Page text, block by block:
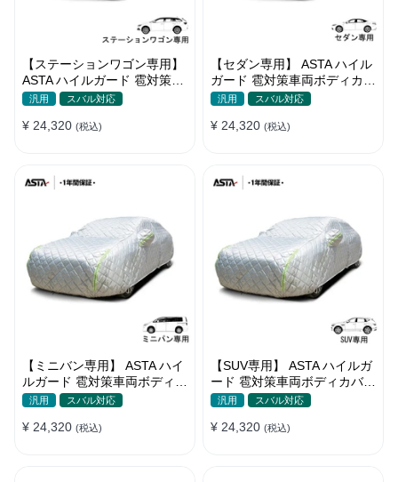
【ステーションワゴン専用】
ASTA ハイルガード 雹対策車
両ボディカバー 5層構造 雹対
厚 防風ロープ付き
汎用 スバル対応
¥ 24,320 (税込)
【セダン専用】 ASTA ハイル
ガード 雹対策車両ボディカバ
ー 5層構造 雹対策 厚手 凍結
プ付きボディカバー
汎用 スバル対応
¥ 24,320 (税込)
【ミニバン専用】 ASTA ハイ
ルガード 雹対策車両ボディカ
バー 5層構造 雹対策 厚手 凍
ープ付きボディカバー
汎用 スバル対応
¥ 24,320 (税込)
【SUV専用】 ASTA ハイルガ
ード 雹対策車両ボディカバー
5層構造 雹対策 厚手 凍結防
付きボディカバー
汎用 スバル対応
¥ 24,320 (税込)